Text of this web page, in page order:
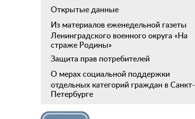
Открытые данные
Из материалов еженедельной газеты
Ленинградского военного округа «На
страже Родины»
Защита прав потребителей
О мерах социальной поддержки
отдельных категорий граждан в Санкт-
Петербурге